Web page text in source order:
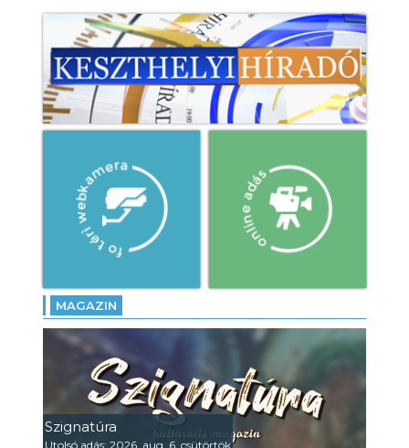
MAGAZIN
Szignatúra
Utolsó adás: 2026. aug. 6. csütörtök